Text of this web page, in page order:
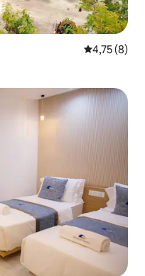
4,75 (8)